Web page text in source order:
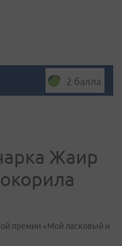
2 балла
Жаир
премии «Мой ласковый и